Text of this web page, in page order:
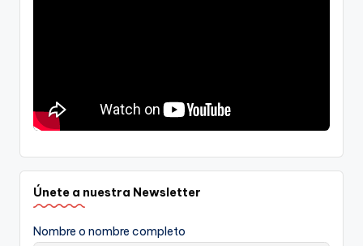
Únete a nuestra Newsletter
Nombre o nombre completo